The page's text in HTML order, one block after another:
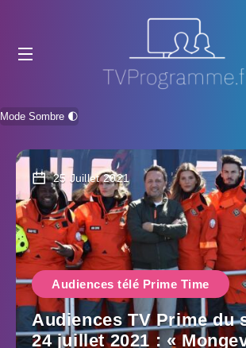
Mode Sombre 🌓
25 Juillet 2021
Audiences télé Prime Time
Audiences TV Prime du
24 juillet 2021 : «